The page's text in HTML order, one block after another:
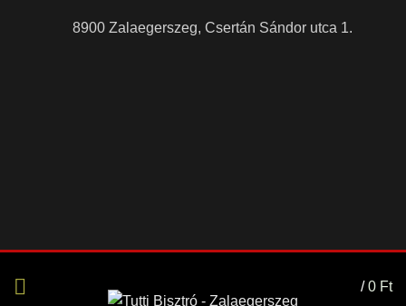
8900 Zalaegerszeg, Csertán Sándor utca 1.
/ 0 Ft